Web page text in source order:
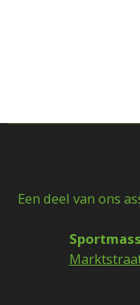
Een deel van ons